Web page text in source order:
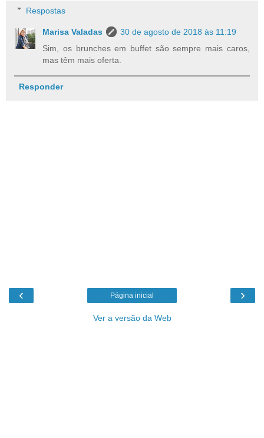
Respostas
Marisa Valadas
30 de agosto de 2018 às 11:19
Sim, os brunches em buffet são sempre mais caros,
mas têm mais oferta.
Responder
‹ ›
Página inicial
Ver a versão da Web